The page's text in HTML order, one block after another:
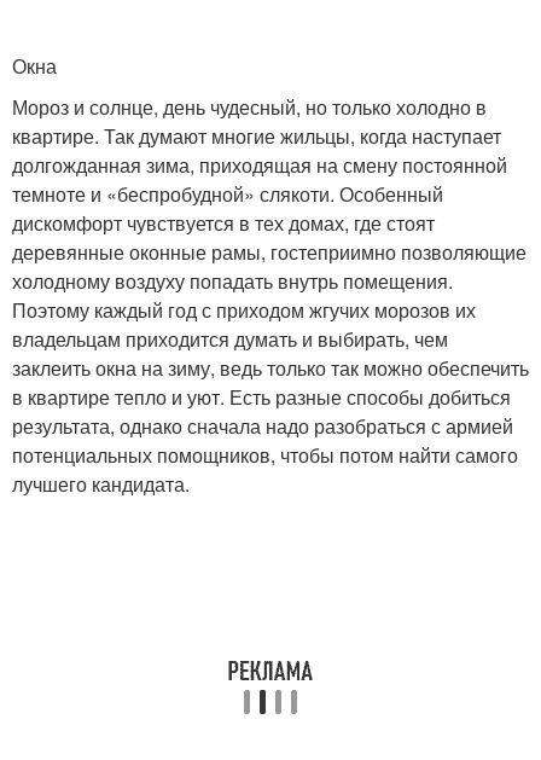
Окна
Мороз и солнце, день чудесный, но только холодно в
квартире. Так думают многие жильцы, когда наступает
долгожданная зима, приходящая на смену постоянной
темноте и «беспробудной» слякоти. Особенный
дискомфорт чувствуется в тех домах, где стоят
деревянные оконные рамы, гостеприимно позволяющие
холодному воздуху попадать внутрь помещения.
Поэтому каждый год с приходом жгучих морозов их
владельцам приходится думать и выбирать, чем
заклеить окна на зиму, ведь только так можно обеспечить
в квартире тепло и уют. Есть разные способы добиться
результата, однако сначала надо разобраться с армией
потенциальных помощников, чтобы потом найти самого
лучшего кандидата.